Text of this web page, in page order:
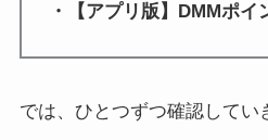
・【アプリ版】DMMポイ
では、ひとつずつ確認してい